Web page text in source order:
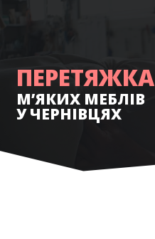
ПЕРЕТЯЖКА
М’ЯКИХ МЕБЛІВ
У ЧЕРНІВЦЯХ